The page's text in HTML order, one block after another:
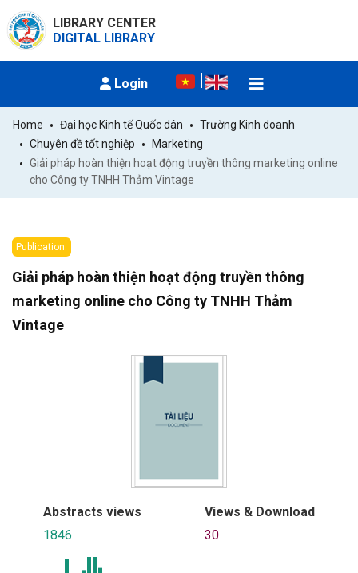
LIBRARY CENTER
DIGITAL LIBRARY
Login
Home Đại học Kinh tế Quốc dân
Trường Kinh doanh
Chuyên đề tốt nghiệp
Marketing
Giải pháp hoàn thiện hoạt động truyền thông marketing online
cho Công ty TNHH Thảm Vintage
Publication:
Giải pháp hoàn thiện hoạt động truyền thông
marketing online cho Công ty TNHH Thảm
Vintage
Abstracts views
1846
Views & Download
30